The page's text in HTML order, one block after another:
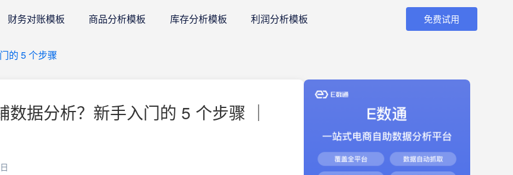
财务对账模板 商品分析模板 库存分析模板 利润分析模板 免费试用
的 5 个步骤
数据分析？新手入门的 5 个步骤 ｜